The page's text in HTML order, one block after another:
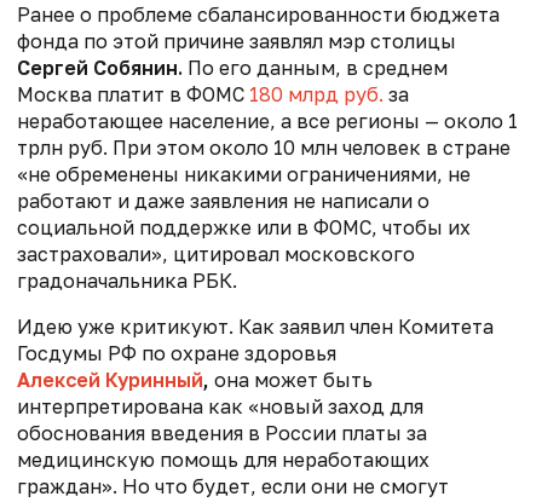
Ранее о проблеме сбалансированности бюджета
фонда по этой причине заявлял мэр столицы
Сергей Собянин. По его данным, в среднем
Москва платит в ФОМС 180 млрд руб. за
неработающее население, а все регионы — около 1
трлн руб. При этом около 10 млн человек в стране
«не обременены никакими ограничениями, не
работают и даже заявления не написали о
социальной поддержке или в ФОМС, чтобы их
застраховали», цитировал московского
градоначальника РБК.
Идею уже критикуют. Как заявил член Комитета
Госдумы РФ по охране здоровья
Алексей Куринный, она может быть
интерпретирована как «новый заход для
обоснования введения в России платы за
медицинскую помощь для неработающих
граждан». Но что будет, если они не смогут